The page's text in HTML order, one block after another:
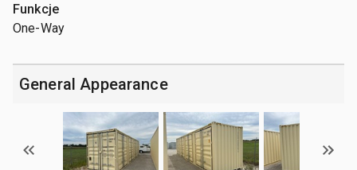
Funkcje
One-Way
General Appearance